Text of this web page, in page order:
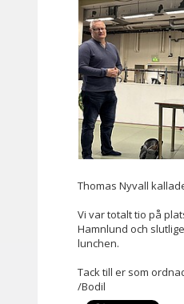
Thomas Nyvall
Vi var totalt tio på
Hamnlund och
lunchen.
Tack till er som
/Bodil